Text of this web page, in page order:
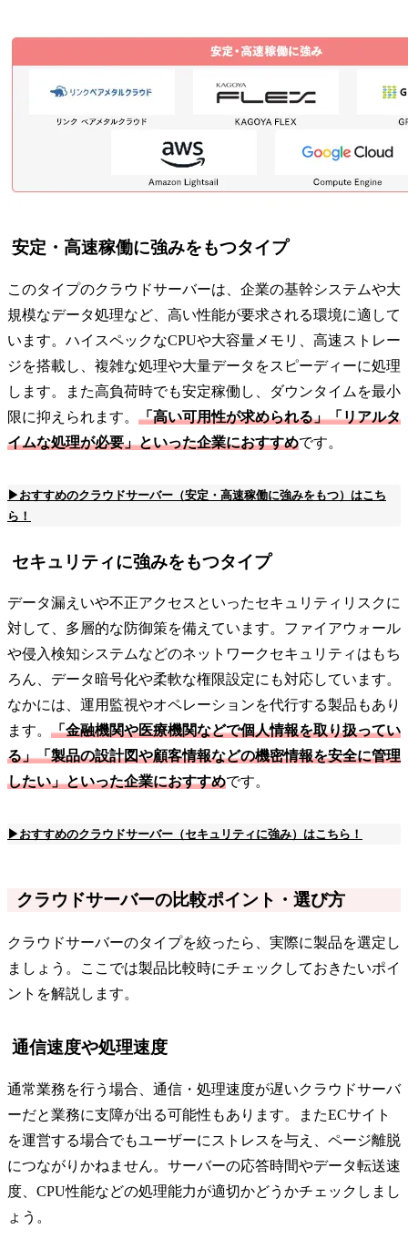
安定・高速稼働に強みをもつタイプ
このタイプのクラウドサーバーは、企業の基幹システムや大
規模なデータ処理など、高い性能が要求される環境に適して
います。ハイスペックなCPUや大容量メモリ、高速ストレー
ジを搭載し、複雑な処理や大量データをスピーディーに処理
します。また高負荷時でも安定稼働し、ダウンタイムを最小
限に抑えられます。 「高い可用性が求められる」「リアルタ
イムな処理が必要」といった企業におすすめです。
▶おすすめのクラウドサーバー（安定・高速稼働に強みをもつ）はこち
ら！
セキュリティに強みをもつタイプ
データ漏えいや不正アクセスといったセキュリティリスクに
対して、多層的な防御策を備えています。ファイアウォール
や侵入検知システムなどのネットワークセキュリティはもち
ろん、データ暗号化や柔軟な権限設定にも対応しています。
なかには、運用監視やオペレーションを代行する製品もあり
ます。 「金融機関や医療機関などで個人情報を取り扱ってい
る」「製品の設計図や顧客情報などの機密情報を安全に管理
したい」といった企業におすすめです。
▶おすすめのクラウドサーバー（セキュリティに強み）はこちら！
クラウドサーバーの比較ポイント・選び方
クラウドサーバーのタイプを絞ったら、実際に製品を選定し
ましょう。ここでは製品比較時にチェックしておきたいポイ
ントを解説します。
通信速度や処理速度
通常業務を行う場合、通信・処理速度が遅いクラウドサーバ
ーだと業務に支障が出る可能性もあります。またECサイト
を運営する場合でもユーザーにストレスを与え、ページ離脱
につながりかねません。サーバーの応答時間やデータ転送速
度、CPU性能などの処理能力が適切かどうかチェックしまし
ょう。